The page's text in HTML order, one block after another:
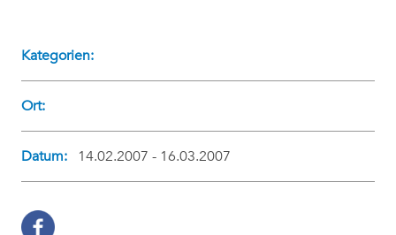
Kategorien:
Ort:
Datum: 14.02.2007 - 16.03.2007